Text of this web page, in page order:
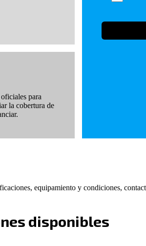
para
la cobertura de
equipamiento y condiciones,
disponibles